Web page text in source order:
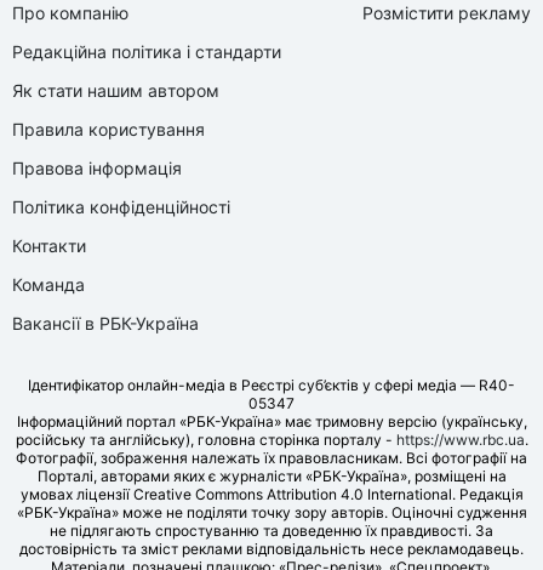
Про компанію
Редакційна політика і стандарти
Як стати нашим автором
Правила користування
Правова інформація
Політика конфіденційності
Контакти
Команда
Вакансії в РБК-Україна
Розмістити рекламу
Ідентифікатор онлайн-медіа в Реєстрі суб’єктів у сфері медіа — R40-
05347
Інформаційний портал «РБК-Україна» має тримовну версію (українську,
російську та англійську), головна сторінка порталу - https://www.rbc.ua.
Фотографії, зображення належать їх правовласникам. Всі фотографії на
Порталі, авторами яких є журналісти «РБК-Україна», розміщені на
умовах ліцензії Creative Commons Attribution 4.0 International. Редакція
«РБК-Україна» може не поділяти точку зору авторів. Оціночні судження
не підлягають спростуванню та доведенню їх правдивості. За
достовірність та зміст реклами відповідальність несе рекламодавець.